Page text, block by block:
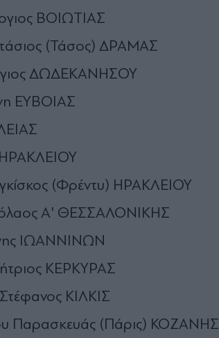
ΒΟΙΩΤΙΑΣ
(Τάσος) ΔΡΑΜΑΣ
ΔΩΔΕΚΑΝΗΣΟΥ
ΕΥΒΟΙΑΣ
ΗΡΑΚΛΕΙΟΥ
(Φρέντυ) ΗΡΑΚΛΕΙΟΥ
Α' ΘΕΣΣΑΛΟΝΙΚΗΣ
ΙΩΑΝΝΙΝΩΝ
ΚΕΡΚΥΡΑΣ
ΚΙΛΚΙΣ
Παρασκευάς (Πάρις) ΚΟΖΑΝΗΣ